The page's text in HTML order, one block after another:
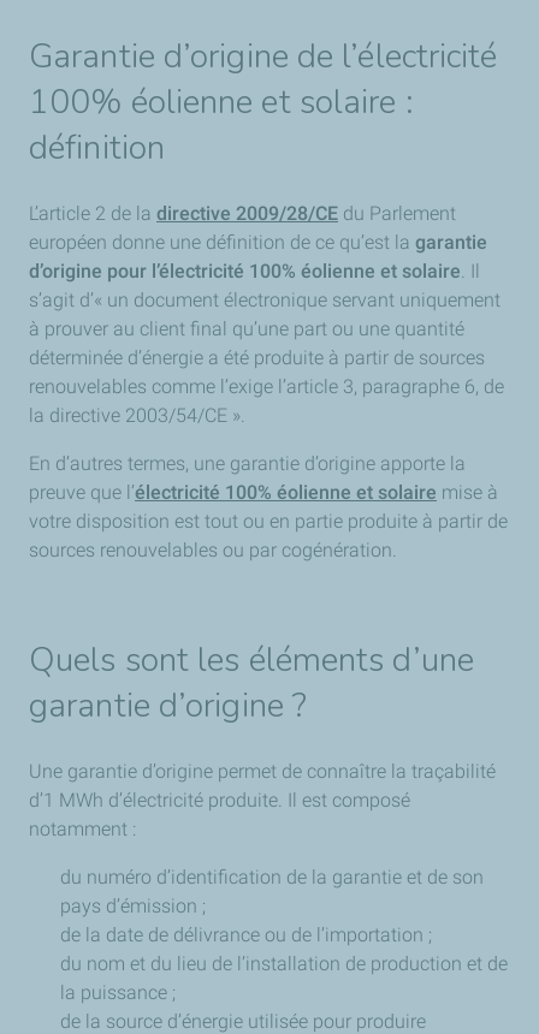
Garantie d’origine de l’électricité
100% éolienne et solaire :
définition
L’article 2 de la directive 2009/28/CE du Parlement
européen donne une définition de ce qu’est la garantie
d’origine pour l’électricité 100% éolienne et solaire. Il
s’agit d’« un document électronique servant uniquement
à prouver au client final qu’une part ou une quantité
déterminée d’énergie a été produite à partir de sources
renouvelables comme l’exige l’article 3, paragraphe 6, de
la directive 2003/54/CE ».
En d’autres termes, une garantie d’origine apporte la
preuve que l’électricité 100% éolienne et solaire mise à
votre disposition est tout ou en partie produite à partir de
sources renouvelables ou par cogénération.
Quels sont les éléments d’une
garantie d’origine ?
Une garantie d’origine permet de connaître la traçabilité
d’1 MWh d’électricité produite. Il est composé
notamment :
du numéro d’identification de la garantie et de son
pays d’émission ;
de la date de délivrance ou de l’importation ;
du nom et du lieu de l’installation de production et de
la puissance ;
de la source d’énergie utilisée pour produire